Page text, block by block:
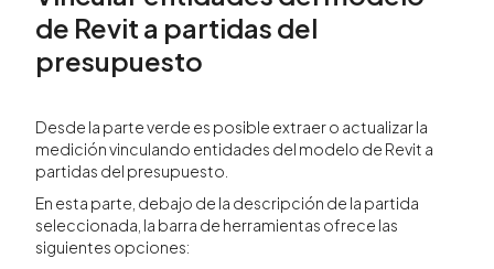
de Revit a partidas del
presupuesto
Desde la parte verde es posible extraer o actualizar la
medición vinculando entidades del modelo de Revit a
partidas del presupuesto.
En esta parte, debajo de la descripción de la partida
seleccionada, la barra de herramientas ofrece las
siguientes opciones: